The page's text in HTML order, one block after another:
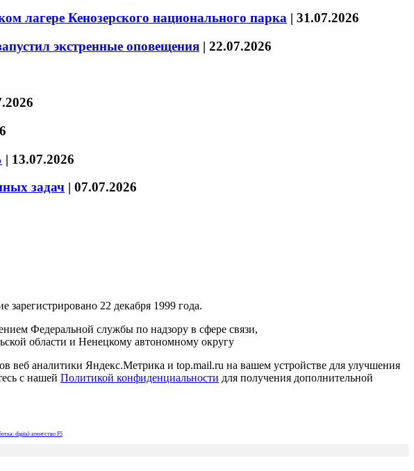
лагере Кенозерского национального парка | 31.07.2026
экстренные оповещения | 22.07.2026
| 13.07.2026
задач | 07.07.2026
зарегистрировано 22 декабря 1999 года.
Федеральной службы по надзору в сфере связи,
области и Ненецкому автономному округу
аналитики Яндекс.Метрика и top.mail.ru на вашем устройстве для улучшения
с нашей Политикой конфиденциальности для получения дополнительной
digital-агентство F5